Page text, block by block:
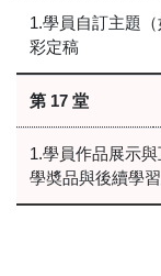
1.學員自訂主題
彩定稿
第 17 堂
1.學員作品展示
學奬品與後續學